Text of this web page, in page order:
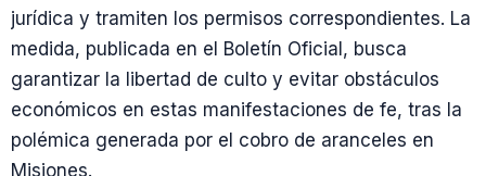
jurídica y tramiten los permisos correspondientes. La
medida, publicada en el Boletín Oficial, busca
garantizar la libertad de culto y evitar obstáculos
económicos en estas manifestaciones de fe, tras la
polémica generada por el cobro de aranceles en
Misiones.